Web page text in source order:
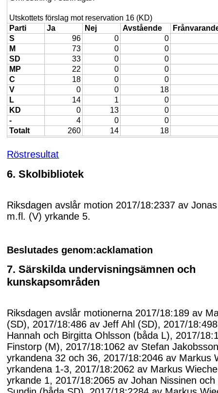
Utskottets förslag mot reservation 16 (KD)
Parti
Ja Nej Avstående
S
96 0
0
M
73 0
0
SD
33 0
0
MP
22 0
0
C
18 0
0
V
0 0
18
L
14 1
0
KD
0 13
0
-
4 0
0
Totalt
260 14 18
Röstresultat
6. Skolbibliotek
Riksdagen avslår motion 2017/18:2337 av
m.fl. (V) yrkande 5.
Beslutades genom:acklamation
7. Särskilda undervisningsämnen och
kunskapsområden
Riksdagen avslår motionerna 2017/18:189 av
(SD), 2017/18:486 av Jeff Ahl (SD), 2017/
Hannah och Birgitta Ohlsson (båda L), 2017/
Finstorp (M), 2017/18:1062 av Stefan
yrkandena 32 och 36, 2017/18:2046 av Markus
yrkandena 1-3, 2017/18:2062 av Markus
yrkande 1, 2017/18:2065 av Johan Nissinen